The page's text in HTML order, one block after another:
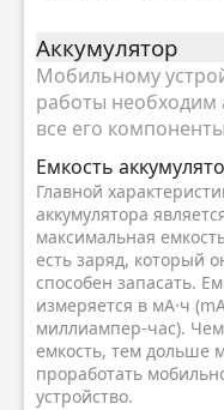
Аккумулятор
Мобильному
работы необходим
все его
Емкость
Главной
аккумулятора
максимальная
есть заряд, который
способен запасать.
измеряется в мА·ч
миллиампер-час).
емкость, тем дольше
проработать
устройство.